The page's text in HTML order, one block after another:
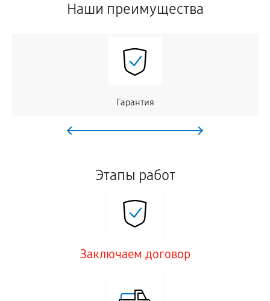
Наши преимущества
Гарантия
Этапы работ
Заключаем договор